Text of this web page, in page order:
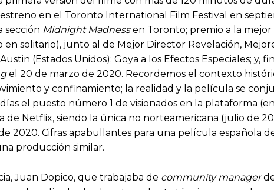
en el Toronto International Film Festival en
sección Midnight Madnessen Toronto; premio a la
solitario), junto al de Mejor Director Revelación,
(Estados Unidos); Goya a los Efectos Especiales;
el 20 de marzo de 2020. Recordemos el contexto
y confinamiento; la realidad y la película se
el puesto número 1 de visionados en la plataforma
de Netflix, siendo la única no norteamericana (julio de
2020. Cifras apabullantes para una película española
producción similar.
Juan Dopico, que trabajaba de community manager